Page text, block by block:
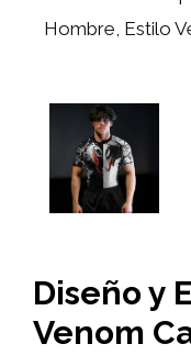
Hombre, Estilo
Diseño y
Venom